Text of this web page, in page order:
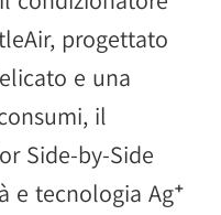
progettato
e una
il
Side-by-Side
e tecnologia Ag⁺